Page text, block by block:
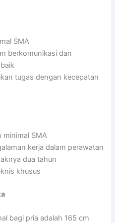
SMA
berkomunikasi dan
tugas dengan kecepatan
minimal SMA
kerja dalam perawatan
dua tahun
khusus
bagi pria adalah 165 cm